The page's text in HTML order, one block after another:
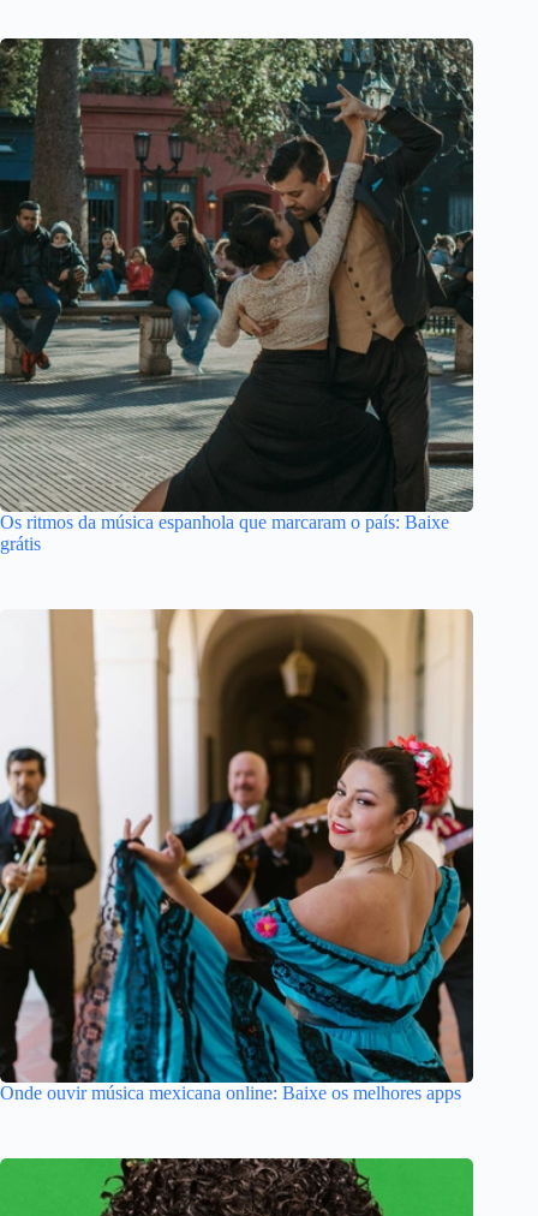
Os ritmos da música espanhola que marcaram o país: Baixe
grátis
Onde ouvir música mexicana online: Baixe os melhores apps